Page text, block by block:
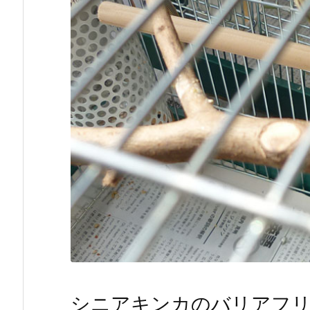
シニアキンカのバリアフ